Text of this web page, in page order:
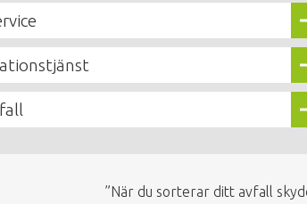
”När du sorterar ditt avfall